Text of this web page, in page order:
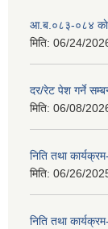
आ.ब.०८३-०८४ काे
मिति: 06/24/
दर/रेट पेश गर्ने
मिति: 06/08/
निति तथा
मिति: 06/26/
निति तथा